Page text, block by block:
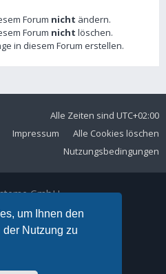
um Ihnen den
Nutzung zu
Forum nicht ändern.
Forum nicht löschen.
in diesem Forum erstellen.
Alle Zeiten sind UTC+02:00
Alle Cookies löschen
Impressum
Nutzungsbedingungen
GmbH
Straße 102
Remscheid
2191 59897 61